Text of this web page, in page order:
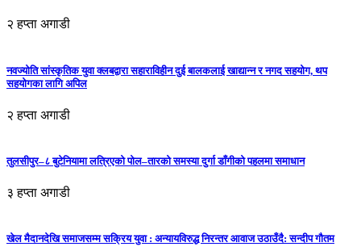
२ हप्ता अगाडी
नवज्योति सांस्कृतिक युवा क्लबद्वारा सहाराविहीन दुई बालकलाई खाद्यान्न र नगद सहयोग, थप
सहयोगका लागि अपिल
२ हप्ता अगाडी
तुलसीपुर–८ बुटेनियामा लत्रिएको पोल–तारको समस्या दुर्गा डाँगीको पहलमा समाधान
३ हप्ता अगाडी
खेल मैदानदेखि समाजसम्म सक्रिय युवा : अन्यायविरुद्ध निरन्तर आवाज उठाउँदै: सन्दीप गौतम